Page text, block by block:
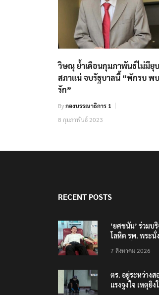
วิษณุ ย้ำเดือนกุมภาพันธ์ไม่มียุบ
สภาแน่ จบรัฐบาลนี้ “พักรบ พบ
รัก”
Byกองบรรณาธิการ 1
8 กุมภาพันธ์ 2023
RECENT POSTS
‘ยศชนัน’ ร่วมบ
โลหิต รพ. พระนั่
เทพศิรินทร์ นนทบุ
7 สิงหาคม 2026
ตร. อยู่ระหว่างส
แรงจูงใจ เหตุยิง